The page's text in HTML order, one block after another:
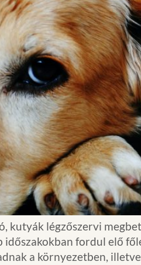
kutyák légzőszervi
fordul elő
a környezetben,